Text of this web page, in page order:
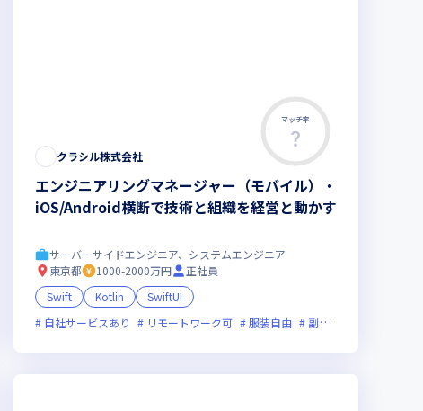
フレックス制度あり 女性エンジニアが活躍中
マッチ率
クラシル株式会社
エンジニアリングマネージャー（モバイル）・
iOS/Android横断で技術と組織を経営と動かす
サーバーサイドエンジニア、システムエンジニア
東京都
1000-2000万円
正社員
Swift
Kotlin
SwiftUI
自社サービスあり
リモートワーク可 服装自由 副業可